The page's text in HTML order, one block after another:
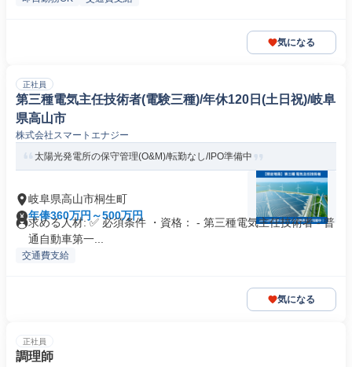
気になる
正社員
第三種電気主任技術者(電験三種)/年休120日(土日祝)/岐阜
県高山市
株式会社スマートエナジー
太陽光発電所の保守管理(O&M)/転勤なし/IPO準備中
岐阜県高山市桐生町
年俸360万円～500万円
求める人材: ✅ 必須条件 ・資格： - 第三種電気主任技術者 - 普
通自動車第一...
交通費支給
気になる
正社員
調理師